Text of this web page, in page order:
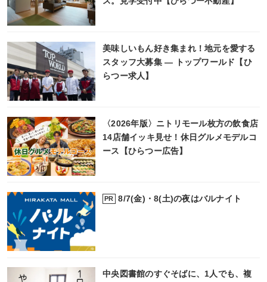
美味しいもん好き集まれ！地元を愛する
スタッフ大募集 ― トップワールド【ひ
らつー求人】
〈2026年版〉ニトリモール枚方の飲食店
14店舗イッキ見せ！休日グルメモデルコ
ース【ひらつー広告】
PR 8/7(金)・8(土)の夜はバルナイト
中央図書館のすぐそばに、1人でも、複